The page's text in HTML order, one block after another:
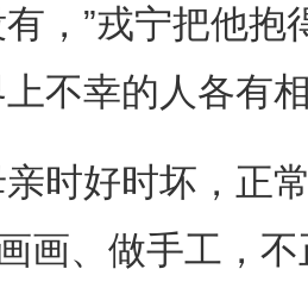
”戎宁把他抱
上不幸的人各有
好时坏，正常
画、做手工，